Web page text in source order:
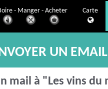
- Manger - Acheter Carte
UN EMAIL
mail à "Les vins du